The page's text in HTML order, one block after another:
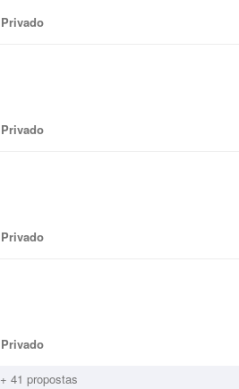
Privado
Privado
Privado
Privado
+ 41 propostas